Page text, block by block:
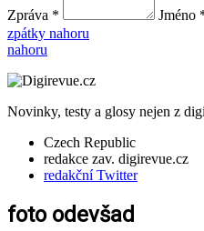
Zpráva * Jméno
zpátky nahoru
nahoru
Novinky, testy a glosy nejen z
Czech Republic
redakce zav. digirevue.cz
redakční Twitter
foto odevšad